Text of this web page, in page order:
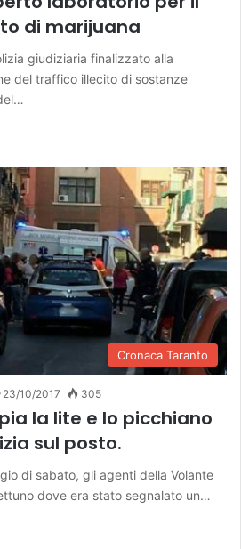
di marijuana
giudiziaria finalizzato alla
del traffico illecito di sostanze
Cronaca Taranto
23/10/2017 305
la lite e lo picchiano
sul posto.
di sabato, gli agenti della Volante
dove era stato segnalato un…